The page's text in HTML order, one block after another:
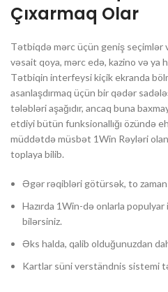
Çıxarmaq Olar
Tətbiqdə mərc üçün geniş seçimlər
vəsait qoya, mərc edə, kazino və ya
Tətbiqin interfeysi kiçik ekranda
asanlaşdırmaq üçün bir qədər
tələbləri aşağıdır, ancaq buna
etdiyi bütün funksionallığı özündə
müddətdə müsbət 1Win Rəyləri
toplaya bilib.
Əgər rəqibləri götürsək, to zaman
Hazırda 1Win-də onlarla
bilərsiniz.
Əks halda, qalib olduğunuzdan
Kartlar süni verständnis sistemi